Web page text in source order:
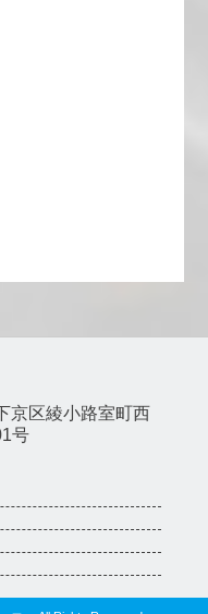
区綾小路室町西
号